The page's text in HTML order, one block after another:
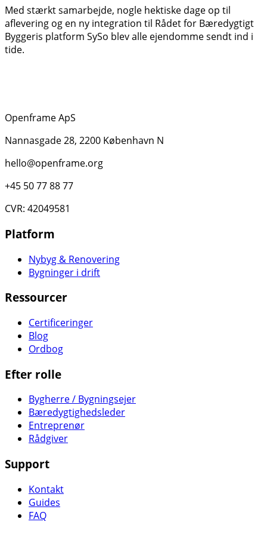
Med stærkt samarbejde, nogle hektiske dage op til
aflevering og en ny integration til Rådet for Bæredygtigt
Byggeris platform SySo blev alle ejendomme sendt ind i
tide.
Openframe ApS
Nannasgade 28, 2200 København N
hello@openframe.org
+45 50 77 88 77
CVR: 42049581
Platform
Nybyg & Renovering
Bygninger i drift
Ressourcer
Certificeringer
Blog
Ordbog
Efter rolle
Bygherre / Bygningsejer
Bæredygtighedsleder
Entreprenør
Rådgiver
Support
Kontakt
Guides
FAQ